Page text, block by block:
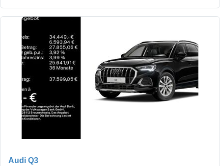
Audi Q3